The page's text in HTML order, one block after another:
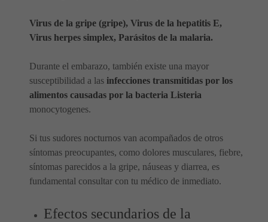
Virus de la gripe (gripe), Virus de la hepatitis E,
Virus herpes simplex, Parásitos de la malaria.
Durante el embarazo, también existe una mayor
susceptibilidad a las infecciones transmitidas por los
alimentos causadas por la bacteria Listeria
monocytogenes.
Si tus sudores nocturnos van acompañados de otros
síntomas preocupantes, como dolores musculares, fiebre,
síntomas parecidos a la gripe, náuseas y diarrea, es
fundamental consultar con tu médico de inmediato.
Efectos secundarios de la